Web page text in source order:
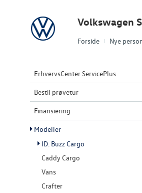
Forside Nye
Volkswagen Volkswagen
ErhvervsCenter ServicePlus
Bestil prøvetur
Finansiering
Modeller
ID. Buzz Cargo
Caddy Cargo
Vans
Crafter